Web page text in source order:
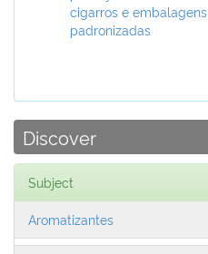
cigarros e embalagens
padronizadas
Discover
Subject
Aromatizantes